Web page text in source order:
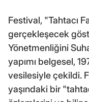
Festival, "Tahtacı
gerçekleşecek
Yönetmenliğini
yapımı belgesel,
vesilesiyle çekildi.
yaşındaki bir